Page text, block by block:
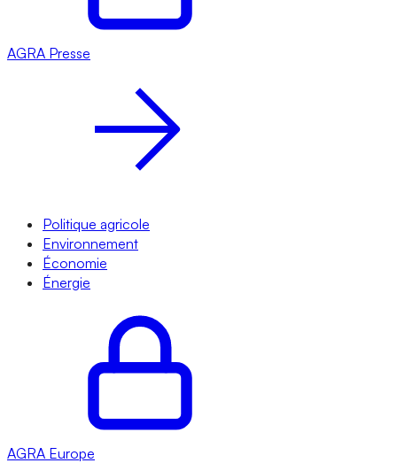
AGRA Presse
Politique agricole
Environnement
Économie
Énergie
AGRA Europe